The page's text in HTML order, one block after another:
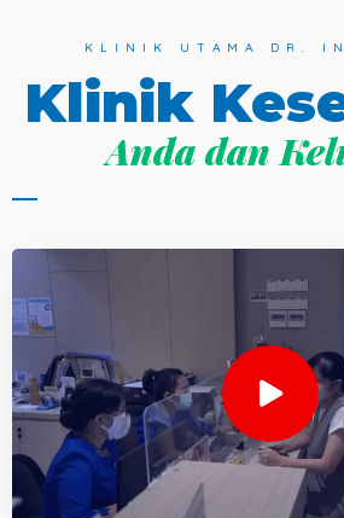
KLINIK UTAMA DR.
Klinik
Anda dan